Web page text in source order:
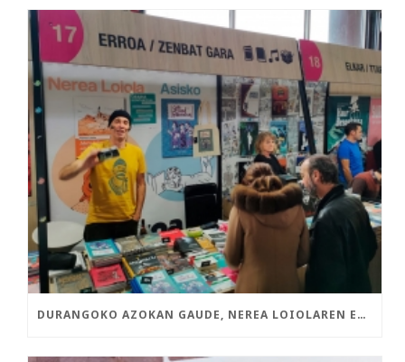
DURANGOKO AZOKAN GAUDE, NEREA LOIOLAREN ETA ASISKOREN LIBURU BERRIEKIN